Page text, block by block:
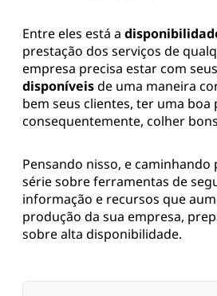
Entre eles está a
prestação dos serviços de
empresa precisa estar com seus
disponíveisde uma maneira
bem seus clientes, ter uma boa
consequentemente, colher
Pensando nisso, e caminhando
série sobre ferramentas de
informação e recursos que
produção da sua empresa,
sobre alta disponibilidade.